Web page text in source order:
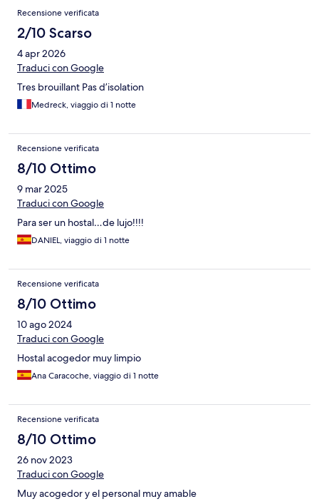
Recensione verificata
2/10 Scarso
4 apr 2026
Traduci con Google
Tres brouillant Pas d’isolation
Medreck, viaggio di 1 notte
Recensione verificata
8/10 Ottimo
9 mar 2025
Traduci con Google
Para ser un hostal…de lujo!!!!
DANIEL, viaggio di 1 notte
Recensione verificata
8/10 Ottimo
10 ago 2024
Traduci con Google
Hostal acogedor muy limpio
Ana Caracoche, viaggio di 1 notte
Recensione verificata
8/10 Ottimo
26 nov 2023
Traduci con Google
Muy acogedor y el personal muy amable